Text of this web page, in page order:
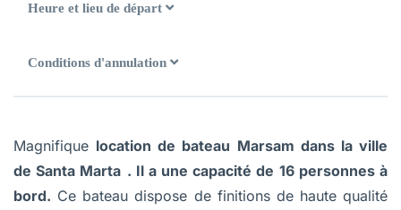
Heure et lieu de départ
Conditions d'annulation
Magnifique location de bateau Marsam dans la ville
de Santa Marta . Il a une capacité de 16 personnes à
bord. Ce bateau dispose de finitions de haute qualité